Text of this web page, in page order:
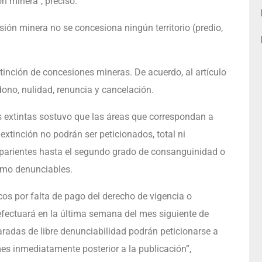
minera no se concesiona ningún territorio (predio,
de concesiones mineras. De acuerdo, al artículo
nulidad, renuncia y cancelación.
sostuvo que las áreas que correspondan a
no podrán ser peticionados, total ni
hasta el segundo grado de consanguinidad o
denunciables.
por falta de pago del derecho de vigencia o
en la última semana del mes siguiente de
de libre denunciabilidad podrán peticionarse a
inmediatamente posterior a la publicación”,